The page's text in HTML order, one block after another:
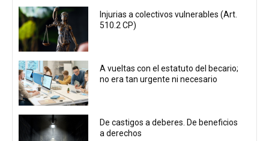
Injurias a colectivos vulnerables (Art.
510.2 CP)
A vueltas con el estatuto del becario;
no era tan urgente ni necesario
De castigos a deberes. De beneficios
a derechos